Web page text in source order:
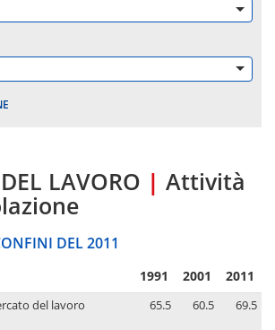
LAVORO | Attività
DEL 2011
1991 2001 2011
del lavoro
65.5 60.5 69.5